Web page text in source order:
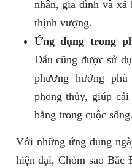
nhân, gia đình và
thịnh vượng.
Ứng dụng trong
Đẩu cũng được sử
phương hướng
phong thủy, giúp
bằng trong cuộc sống.
Với những ứng dụng
hiện đại, Chòm sao